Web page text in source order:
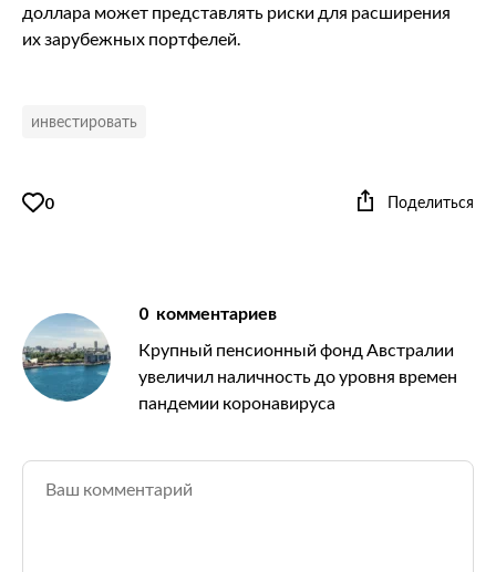
доллара может представлять риски для расширения
их зарубежных портфелей.
инвестировать
0 Поделиться
0 комментариев
Крупный пенсионный фонд Австралии
увеличил наличность до уровня времен
пандемии коронавируса